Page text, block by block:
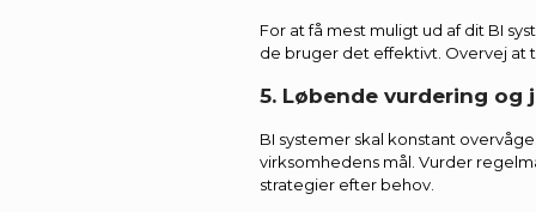
For at få mest muligt ud af dit BI
de bruger det effektivt. Overvej at
5. Løbende vurdering og
BI systemer skal konstant
virksomhedens mål. Vurder
strategier efter behov.